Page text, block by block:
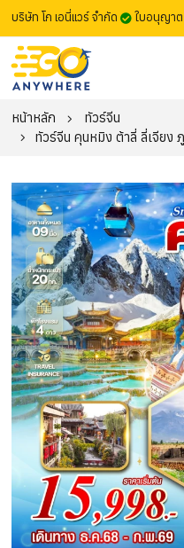
บริษัท โก เอนี่แวร์ จำกัด ใบอนุญา
หน้าหลัก
ทัวร์จีน
ทัวร์จีน คุนหมิง ต้าลี่ ลี่เจียง